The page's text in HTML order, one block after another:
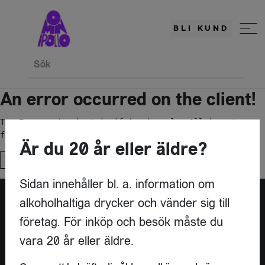
BLI KUND
Sök
An error occurred on the client!
TypeError: c(...).stringify(...).replaceAll is not a
function
Try againÄr du 20 år eller äldre?
Sidan innehåller bl. a. information om
alkoholhaltiga drycker och vänder sig till
företag. För inköp och besök måste du
vara 20 år eller äldre.